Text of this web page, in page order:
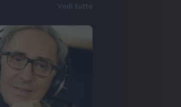
Vedi tutte